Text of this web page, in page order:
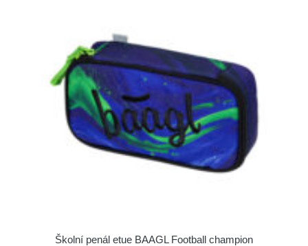
Školní penál etue BAAGL Football champion